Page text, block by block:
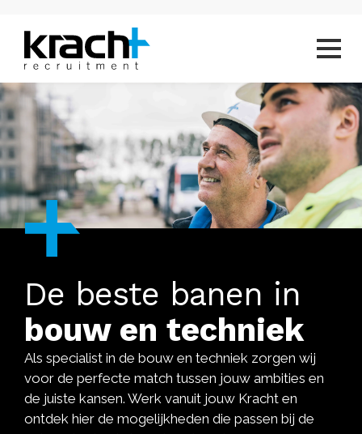
De beste banen in
bouw en techniek
Als specialist in de bouw en techniek zorgen wij
voor de perfecte match tussen jouw ambities en
de juiste kansen. Werk vanuit jouw Kracht en
ontdek hier de mogelijkheden die passen bij de